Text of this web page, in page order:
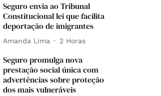
Seguro envia ao Tribunal
Constitucional lei que facilita
deportação de imigrantes
Amanda Lima 2 Horas
Seguro promulga nova
prestação social única com
advertências sobre proteção
dos mais vulneráveis